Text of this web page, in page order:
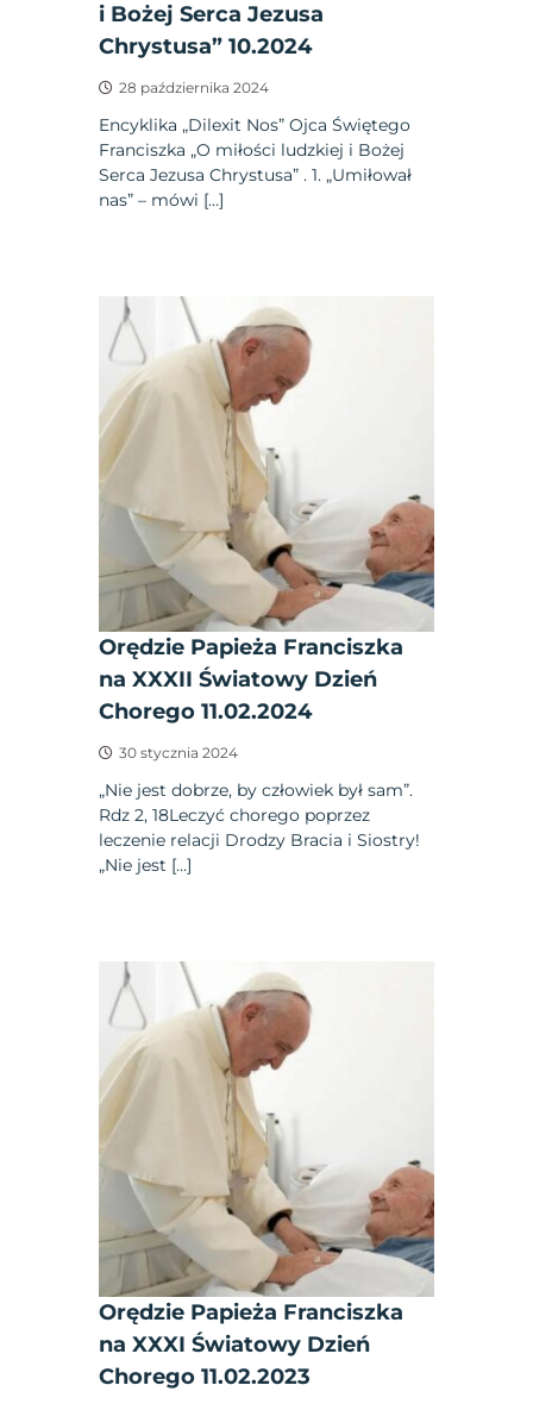
i Bożej Serca Jezusa
Chrystusa” 10.2024
28 października 2024
Encyklika „Dilexit Nos” Ojca Świętego
Franciszka „O miłości ludzkiej i Bożej
Serca Jezusa Chrystusa” . 1. „Umiłował
nas” – mówi […]
Orędzie Papieża Franciszka
na XXXII Światowy Dzień
Chorego 11.02.2024
30 stycznia 2024
„Nie jest dobrze, by człowiek był sam”.
Rdz 2, 18Leczyć chorego poprzez
leczenie relacji Drodzy Bracia i Siostry!
„Nie jest […]
Orędzie Papieża Franciszka
na XXXI Światowy Dzień
Chorego 11.02.2023